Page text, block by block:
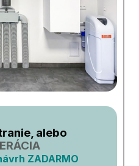
alebo
ZADARMO